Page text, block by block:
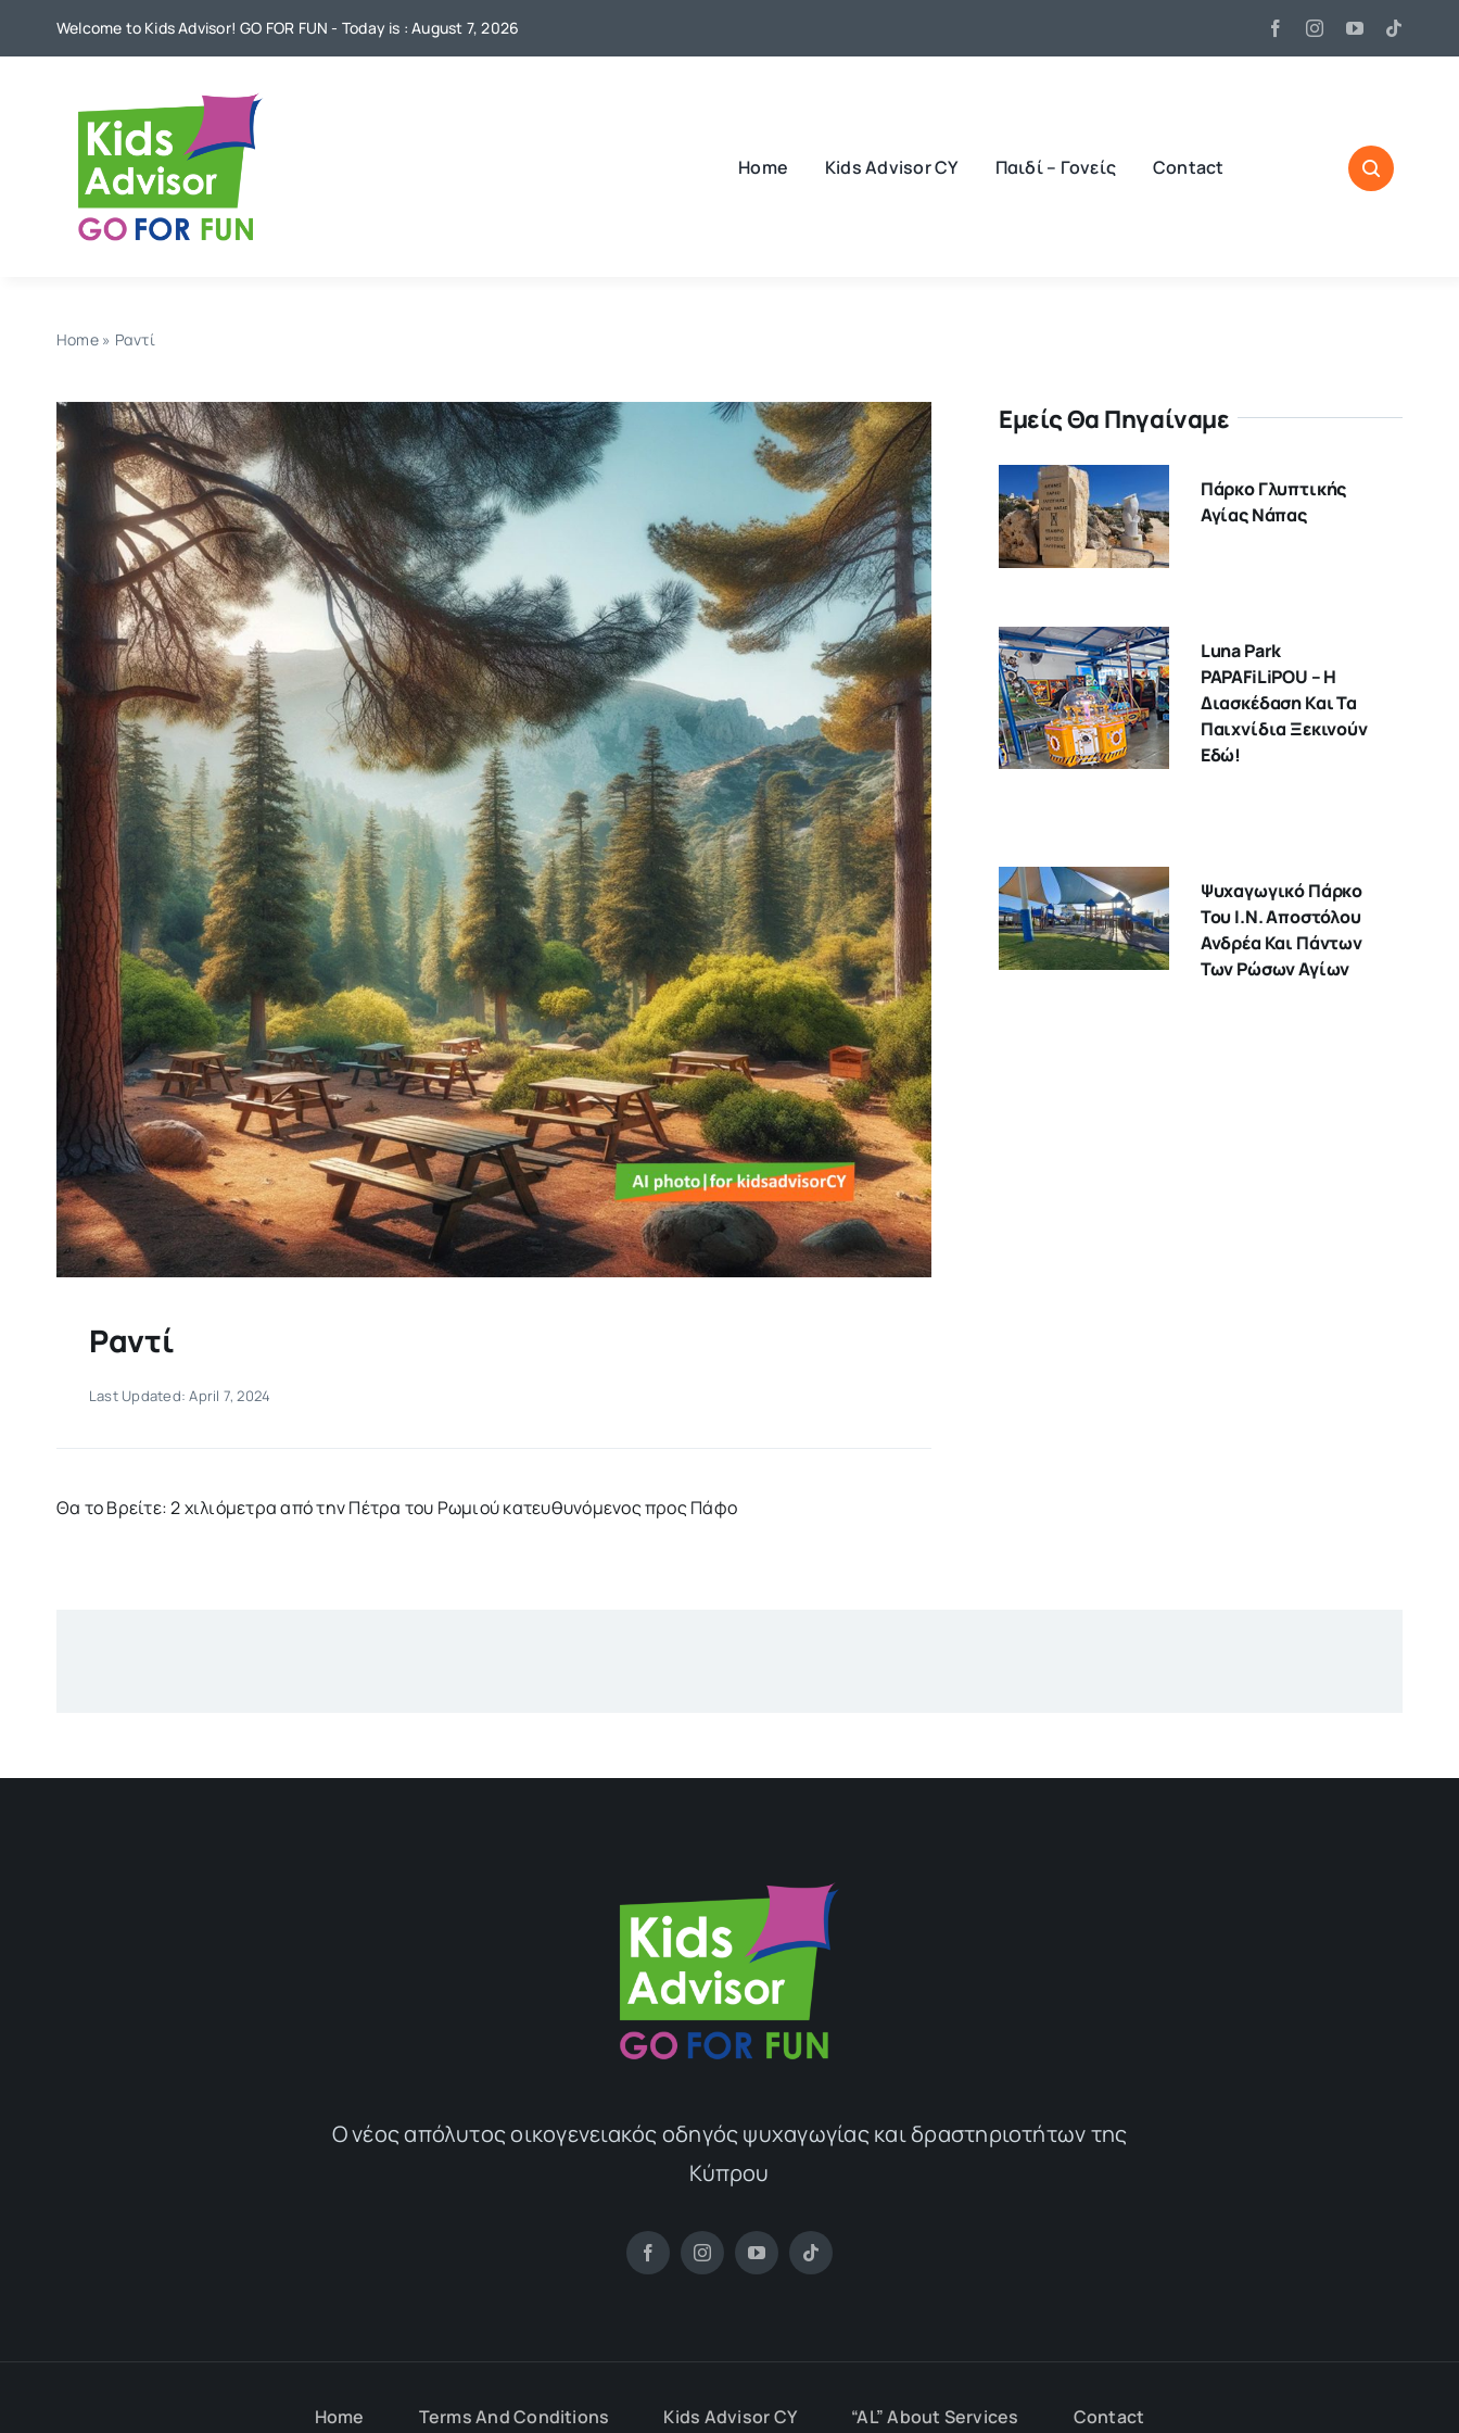
Welcome to Kids Advisor! GO FOR FUN - Today is : August 7, 2026
Home Kids Advisor CY Παιδί – Γονείς Contact
Home» Ραντί
Ραντί
Last Updated: April 7, 2024
Θα το Βρείτε: 2 χιλιόμετρα από την Πέτρα του Ρωμιού κατευθυνόμενος προς Πάφο
Εμείς Θα Πηγαίναμε
Πάρκο Γλυπτικής
Αγίας Νάπας
Luna Park
PAPAFiLiPOU – Η
Διασκέδαση Και Τα
Παιχνίδια Ξεκινούν
Εδώ!
Ψυχαγωγικό Πάρκο
Του Ι.Ν. Αποστόλου
Ανδρέα Και Πάντων
Των Ρώσων Αγίων
Ο νέος απόλυτος οικογενειακός οδηγός ψυχαγωγίας και δραστηριοτήτων της
Κύπρου
Home Terms And Conditions Kids Advisor CY “AL” About Services Contact